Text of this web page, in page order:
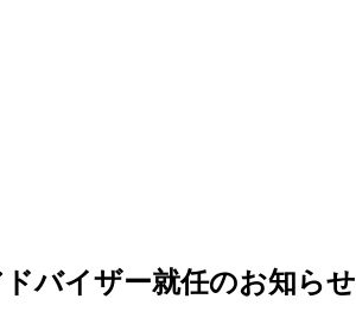
バイザー就任のお知らせ